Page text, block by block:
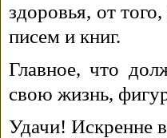
здоровья, от
писем и книг.
Главное, что
свою жизнь,
Удачи! Искренне